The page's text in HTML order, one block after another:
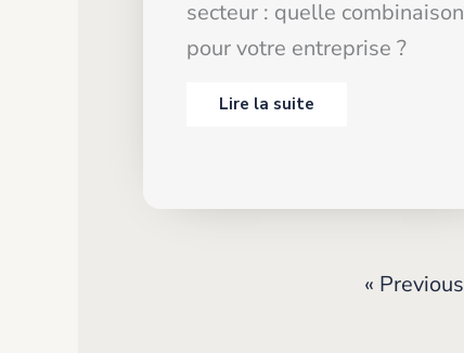
secteur : quelle combinaison
pour votre entreprise ?
Lire la suite
« Previous